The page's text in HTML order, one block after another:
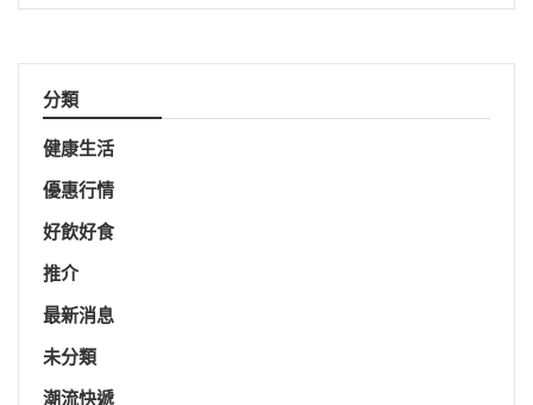
分類
健康生活
優惠行情
好飲好食
推介
最新消息
未分類
潮流快遞